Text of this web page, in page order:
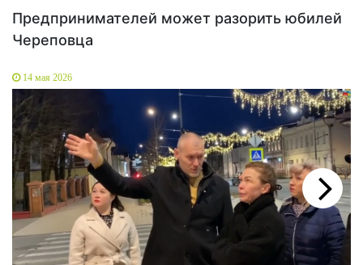
Предпринимателей может разорить юбилей
Череповца
14 мая 2026
Next